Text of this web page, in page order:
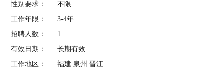
性别要求：
不限
工作年限：
3-4年
招聘人数：
1
有效日期：
长期有效
工作地区：
福建 泉州 晋江